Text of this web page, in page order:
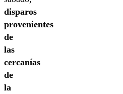
disparos
provenientes
de
las
cercanías
de
la